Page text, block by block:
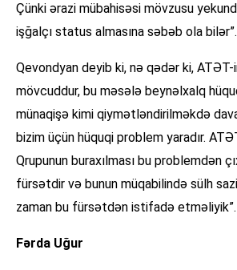
Çünki ərazi mübahisəsi mövzusu
işğalçı status almasına səbəb ola bilər”.
Qevondyan deyib ki, nə qədər ki, ATƏT-
mövcuddur, bu məsələ beynəlxalq
münaqişə kimi qiymətləndirilməkdə
bizim üçün hüquqi problem yaradır.
Qrupunun buraxılması bu problemdən
fürsətdir və bunun müqabilində sülh
zaman bu fürsətdən istifadə etməliyik”.
Fərda Uğur